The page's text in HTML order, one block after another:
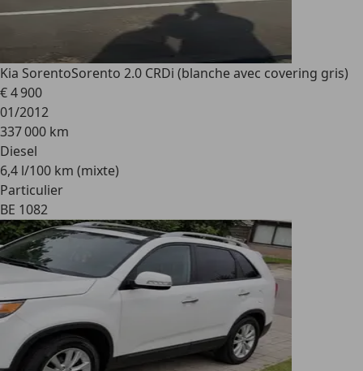
Kia SorentoSorento 2.0 CRDi (blanche avec covering gris)
€ 4 900
01/2012
337 000 km
Diesel
6,4 l/100 km (mixte)
Particulier
BE 1082